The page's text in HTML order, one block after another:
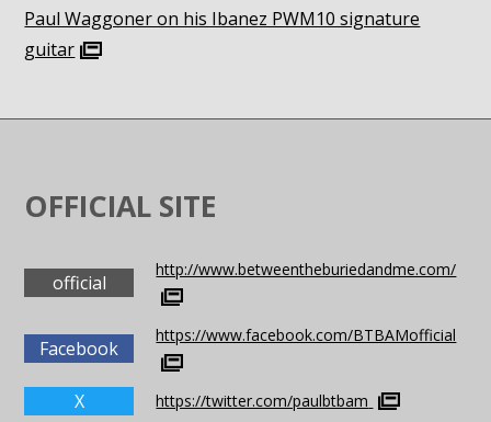
Paul Waggoner on his Ibanez PWM10 signature
guitar
OFFICIAL SITE
official
http://www.betweentheburiedandme.com/
Facebook
https://www.facebook.com/BTBAMofficial
X https://twitter.com/paulbtbam